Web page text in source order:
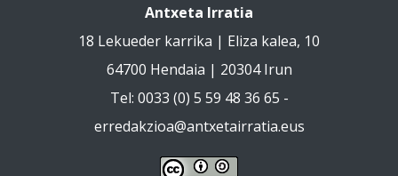
Antxeta Irratia
18 Lekueder karrika | Eliza kalea, 10
64700 Hendaia | 20304 Irun
Tel: 0033 (0) 5 59 48 36 65 -
erredakzioa@antxetairratia.eus